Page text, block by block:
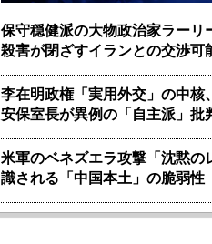
保守穏健派の大物政治家ラーリ
殺害が閉ざすイランとの交渉可
李在明政権「実用外交」の中核
安保室長が異例の「自主派」批
米軍のベネズエラ攻撃「沈黙の
識される「中国本土」の脆弱性